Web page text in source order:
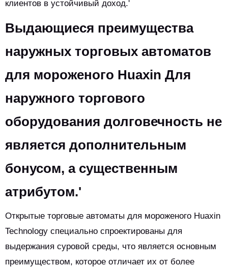
клиентов в устойчивый доход.'
Выдающиеся преимущества
наружных торговых автоматов
для мороженого Huaxin Для
наружного торгового
оборудования долговечность не
является дополнительным
бонусом, а существенным
атрибутом.'
Открытые торговые автоматы для мороженого Huaxin
Technology специально спроектированы для
выдержания суровой среды, что является основным
преимуществом, которое отличает их от более